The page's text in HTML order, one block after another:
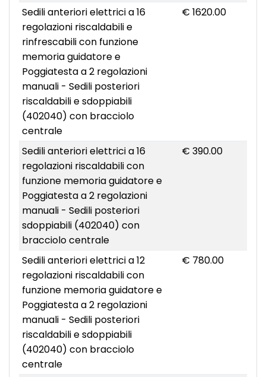
Sedili anteriori elettrici a 16
regolazioni riscaldabili e
rinfrescabili con funzione
memoria guidatore e
Poggiatesta a 2 regolazioni
manuali - Sedili posteriori
riscaldabili e sdoppiabili
(402040) con bracciolo
centrale
€ 1620.00
Sedili anteriori elettrici a 16
regolazioni riscaldabili con
funzione memoria guidatore e
Poggiatesta a 2 regolazioni
manuali - Sedili posteriori
sdoppiabili (402040) con
bracciolo centrale
€ 390.00
Sedili anteriori elettrici a 12
regolazioni riscaldabili con
funzione memoria guidatore e
Poggiatesta a 2 regolazioni
manuali - Sedili posteriori
riscaldabili e sdoppiabili
(402040) con bracciolo
centrale
€ 780.00